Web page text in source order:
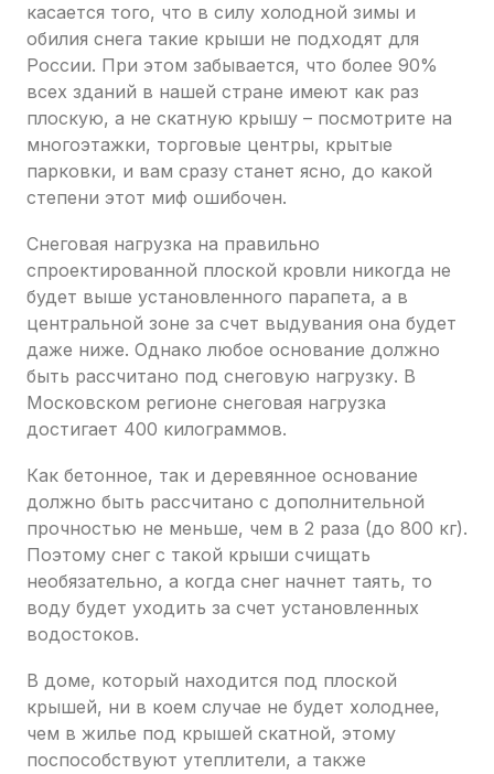
касается того, что в силу холодной зимы и
обилия снега такие крыши не подходят для
России. При этом забывается, что более 90%
всех зданий в нашей стране имеют как раз
плоскую, а не скатную крышу – посмотрите на
многоэтажки, торговые центры, крытые
парковки, и вам сразу станет ясно, до какой
степени этот миф ошибочен.
Снеговая нагрузка на правильно
спроектированной плоской кровли никогда не
будет выше установленного парапета, а в
центральной зоне за счет выдувания она будет
даже ниже. Однако любое основание должно
быть рассчитано под снеговую нагрузку. В
Московском регионе снеговая нагрузка
достигает 400 килограммов.
Как бетонное, так и деревянное основание
должно быть рассчитано с дополнительной
прочностью не меньше, чем в 2 раза (до 800 кг).
Поэтому снег с такой крыши счищать
необязательно, а когда снег начнет таять, то
воду будет уходить за счет установленных
водостоков.
В доме, который находится под плоской
крышей, ни в коем случае не будет холоднее,
чем в жилье под крышей скатной, этому
поспособствуют утеплители, а также